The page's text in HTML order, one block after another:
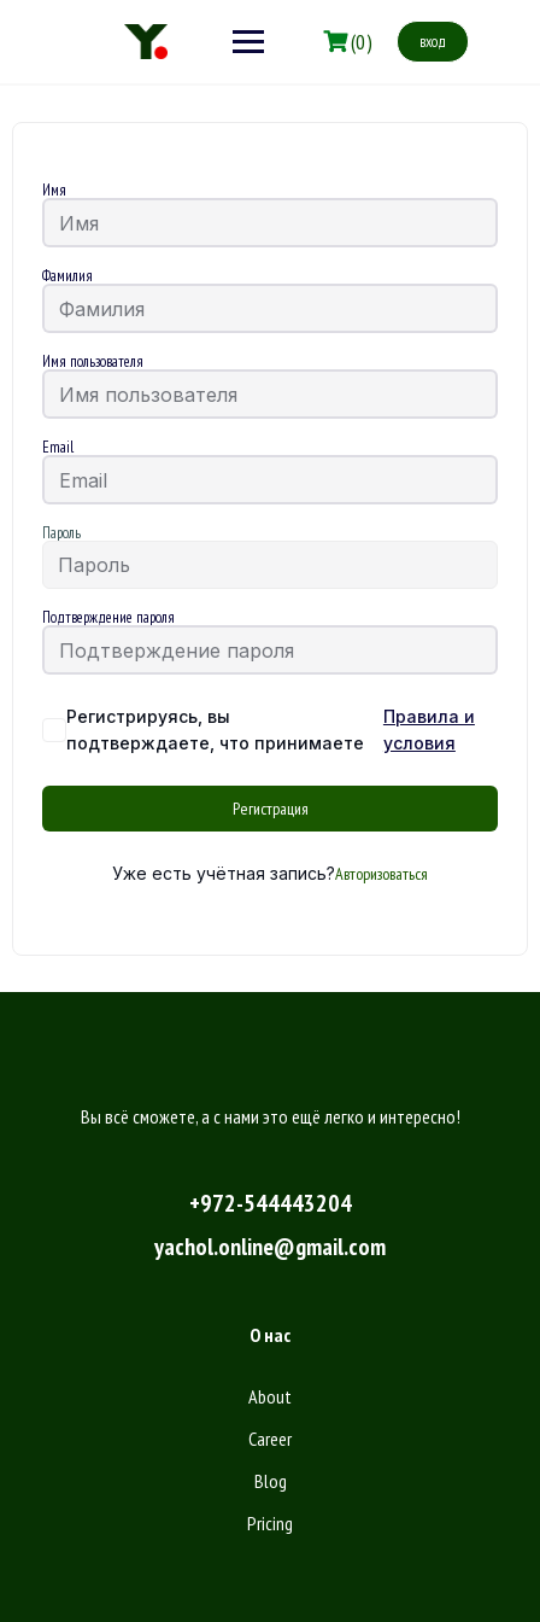
(0) вход
Имя
Фамилия
Имя пользователя
Email
Пароль
Подтверждение пароля
Регистрируясь, вы
подтверждаете, что принимаете
Правила и
условия
Регистрация
Уже есть учётная запись?Авторизоваться
Вы всё сможете, а с нами это ещё легко и интересно!
+972-544443204
yachol.online@gmail.com
О нас
About
Career
Blog
Pricing